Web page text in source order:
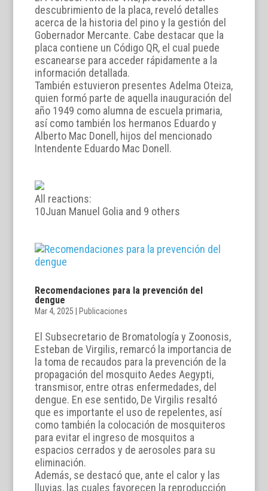
descubrimiento de la placa, reveló detalles
acerca de la historia del pino y la gestión del
Gobernador Mercante. Cabe destacar que la
placa contiene un Código QR, el cual puede
escanearse para acceder rápidamente a la
información detallada.
También estuvieron presentes Adelma Oteiza,
quien formó parte de aquella inauguración del
año 1949 como alumna de escuela primaria,
así como también los hermanos Eduardo y
Alberto Mac Donell, hijos del mencionado
Intendente Eduardo Mac Donell.
All reactions:
10Juan Manuel Golia and 9 others
Recomendaciones para la prevención del
dengue
Mar 4, 2025 Publicaciones
El Subsecretario de Bromatología y Zoonosis,
Esteban de Virgilis, remarcó la importancia de
la toma de recaudos para la prevención de la
propagación del mosquito Aedes Aegypti,
transmisor, entre otras enfermedades, del
dengue. En ese sentido, De Virgilis resaltó
que es importante el uso de repelentes, así
como también la colocación de mosquiteros
para evitar el ingreso de mosquitos a
espacios cerrados y de aerosoles para su
eliminación.
Además, se destacó que, ante el calor y las
lluvias, las cuales favorecen la reproducción